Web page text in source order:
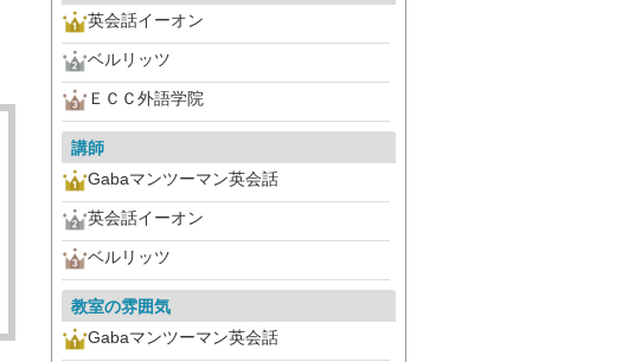
英会話イーオン
ベルリッツ
ＥＣＣ外語学院
講師
Gabaマンツーマン英会話
英会話イーオン
ベルリッツ
教室の雰囲気
Gabaマンツーマン英会話